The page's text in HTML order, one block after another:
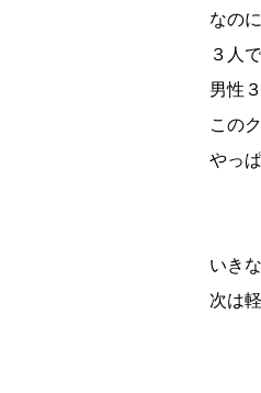
なの
３人
男性
この
やっ
いき
次は